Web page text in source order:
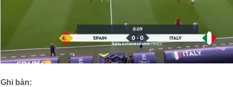
Ghi bàn: